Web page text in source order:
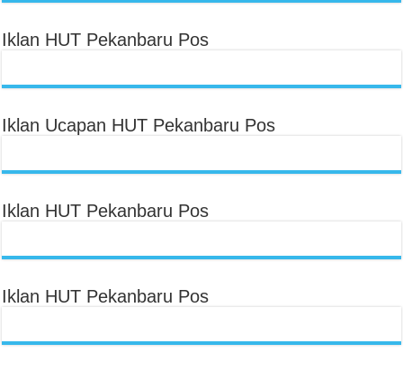
Iklan HUT Pekanbaru Pos
Iklan Ucapan HUT Pekanbaru Pos
Iklan HUT Pekanbaru Pos
Iklan HUT Pekanbaru Pos